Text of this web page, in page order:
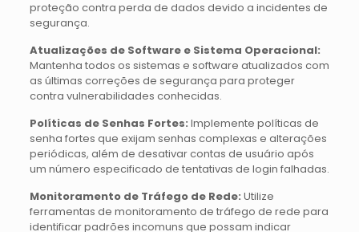
proteção contra perda de dados devido a incidentes de
segurança.
Atualizações de Software e Sistema Operacional:
Mantenha todos os sistemas e software atualizados com
as últimas correções de segurança para proteger
contra vulnerabilidades conhecidas.
Políticas de Senhas Fortes: Implemente políticas de
senha fortes que exijam senhas complexas e alterações
periódicas, além de desativar contas de usuário após
um número especificado de tentativas de login falhadas.
Monitoramento de Tráfego de Rede: Utilize
ferramentas de monitoramento de tráfego de rede para
identificar padrões incomuns que possam indicar